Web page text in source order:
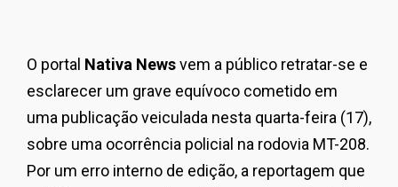
O portal Nativa Newsvem a público retratar-se e
esclarecer um grave equívoco cometido em
uma publicação veiculada nesta quarta-feira (17),
sobre uma ocorrência policial na rodovia MT-208.
Por um erro interno de edição, a reportagem que